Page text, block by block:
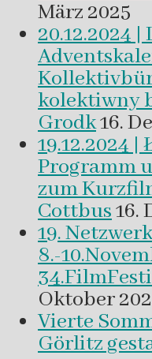
März 2025
20.12.2024
kolektiwny
Grodk16.
19.12.2024
Programm
zum
Cottbus16.
19.
8.-
Oktober
Vierte
Görlitz